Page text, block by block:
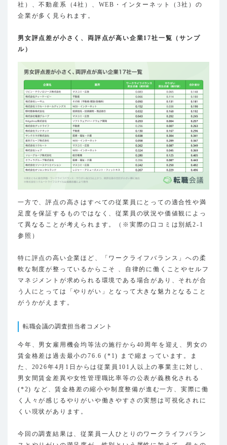
社）、不動産系（4社）、WEB・インターネット（3社）の
企業が多く見られます。
男女評点差が小さく、両評点が高い企業17社一覧（サンプ
ル）
一方で、評点の高さはすべての従業員にとっての適合性や満
足度を保証するものではなく、従業員の状況や価値観によっ
て異なることが考えられます。（※実際の口コミは別紙2-1
参照）
特に評点の高い企業ほど、「ワークライフバランス」への柔
軟な制度が整っているからこそ 、自律的に働くことやセルフ
マネジメントが求められる環境である場合があり、それが合
う人にとっては「やりがい」となって大きな魅力となること
がうかがえます。
転職会議の調査担当者コメント
今年、男女雇用機会均等法の施行から40周年を迎え、男女の
賃金格差は過去最小の76.6 (*1) まで縮まっています。ま
た、2026年4月1日からは従業員101人以上の事業主に対し、
男女間賃金差異や女性管理職比率等の公表が義務化される
(*2) など、賃金格差の縮小や制度整備が進む一方、実際に働
く人々が感じるやりがいや働きやすさの実態は可視化されに
くい現状があります。
今回の調査結果は、従業員一人ひとりのワークライフバラン